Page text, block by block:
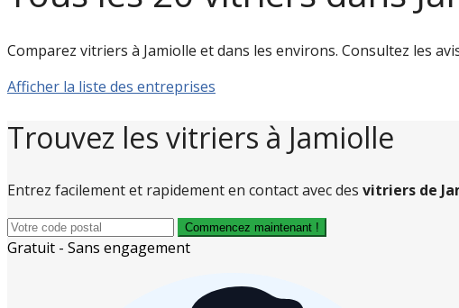
Comparez vitriers à Jamiolle et dans les environs. Consultez les
Afficher la liste des entreprises
Trouvez les vitriers à Jamiolle
Entrez facilement et rapidement en contact avec des vitriers de
Commencez maintenant !
Gratuit - Sans engagement